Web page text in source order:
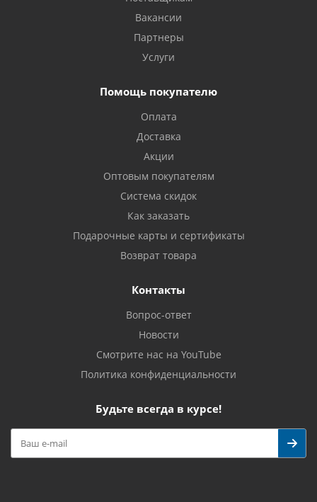
Вакансии
Партнеры
Услуги
Помощь покупателю
Оплата
Доставка
Акции
Оптовым покупателям
Система скидок
Как заказать
Подарочные карты и сертификаты
Возврат товара
Контакты
Вопрос-ответ
Новости
Смотрите нас на YouTube
Политика конфиденциальности
Будьте всегда в курсе!